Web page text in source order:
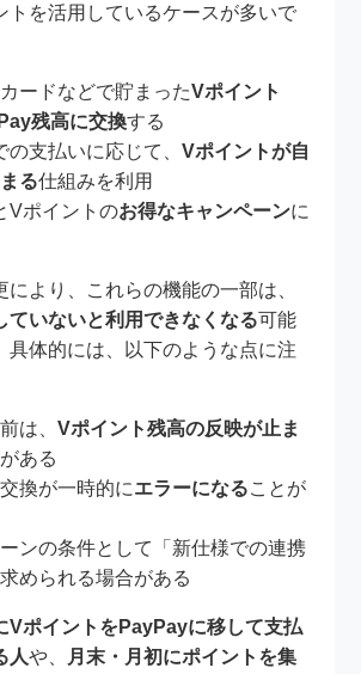
トを活用しているケースが多いで
ードなどで貯まったVポイント
残高に交換する
の支払いに応じて、Vポイントが自
る仕組みを利用
Vポイントのお得なキャンペーンに
により、これらの機能の一部は、
ていないと利用できなくなる可能
具体的には、以下のような点に注
は、Vポイント残高の反映が止ま
ある
換が一時的にエラーになることが
ンの条件として「新仕様での連携
められる場合がある
VポイントをPayPayに移して支払
人や、
月末・月初にポイントを集